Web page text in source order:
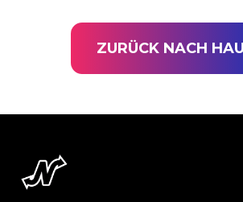
ZURÜCK NACH